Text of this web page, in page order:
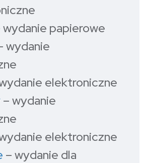
wydanie papierowe
wydanie
elektroniczne
– wydanie
elektroniczne
– wydanie dla